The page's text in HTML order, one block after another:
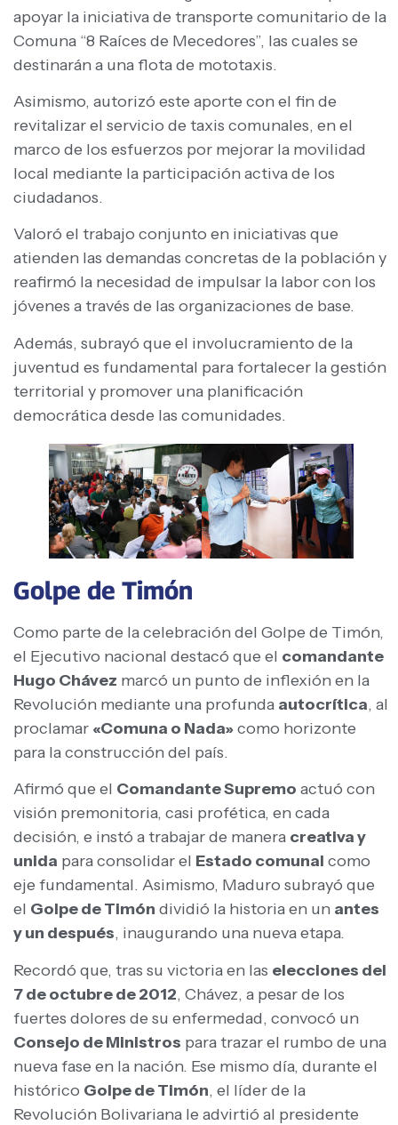
apoyar la iniciativa de transporte comunitario de la
Comuna “8 Raíces de Mecedores”, las cuales se
destinarán a una flota de mototaxis.
Asimismo, autorizó este aporte con el fin de
revitalizar el servicio de taxis comunales, en el
marco de los esfuerzos por mejorar la movilidad
local mediante la participación activa de los
ciudadanos.
Valoró el trabajo conjunto en iniciativas que
atienden las demandas concretas de la población y
reafirmó la necesidad de impulsar la labor con los
jóvenes a través de las organizaciones de base.
Además, subrayó que el involucramiento de la
juventud es fundamental para fortalecer la gestión
territorial y promover una planificación
democrática desde las comunidades.
Golpe de Timón
Como parte de la celebración del Golpe de Timón,
el Ejecutivo nacional destacó que el comandante
Hugo Chávez marcó un punto de inflexión en la
Revolución mediante una profunda autocrítica, al
proclamar «Comuna o Nada»como horizonte
para la construcción del país.
Afirmó que el Comandante Supremo actuó con
visión premonitoria, casi profética, en cada
decisión, e instó a trabajar de manera creativa y
unida para consolidar el Estado comunal como
eje fundamental. Asimismo, Maduro subrayó que
el Golpe de Timón dividió la historia en un antes
y un después, inaugurando una nueva etapa.
Recordó que, tras su victoria en las elecciones del
7 de octubre de 2012, Chávez, a pesar de los
fuertes dolores de su enfermedad, convocó un
Consejo de Ministros para trazar el rumbo de una
nueva fase en la nación. Ese mismo día, durante el
histórico Golpe de Timón, el líder de la
Revolución Bolivariana le advirtió al presidente